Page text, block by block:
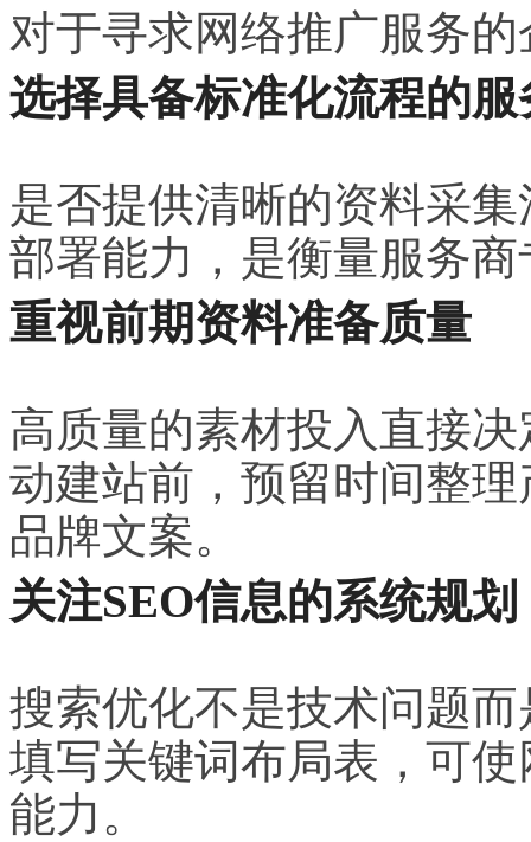
对于寻求网络推广服务
选择具备标准化流程的服
是否提供清晰的资料采
部署能力，是衡量服务
重视前期资料准备质量
高质量的素材投入直接
动建站前，预留时间整
品牌文案。
关注SEO信息的系统规划
搜索优化不是技术问题
填写关键词布局表，可
能力。